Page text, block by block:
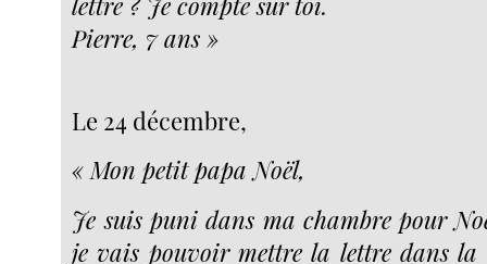
Pierre, 7 ans »
Le 24 décembre,
« Mon petit papa Noël,
Je suis puni dans ma chambre pour
je vais pouvoir mettre la lettre dans la